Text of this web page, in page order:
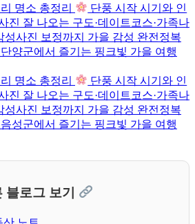
명소 총정리
단풍 시작 시기와 인
진 잘 나오는 구도·데이트코스·가족나
성사진 보정까지 가을 감성 완전정복
양군에서 즐기는 핑크빛 가을 여행
명소 총정리
단풍 시작 시기와 인
진 잘 나오는 구도·데이트코스·가족나
성사진 보정까지 가을 감성 완전정복
성군에서 즐기는 핑크빛 가을 여행
로그 보기